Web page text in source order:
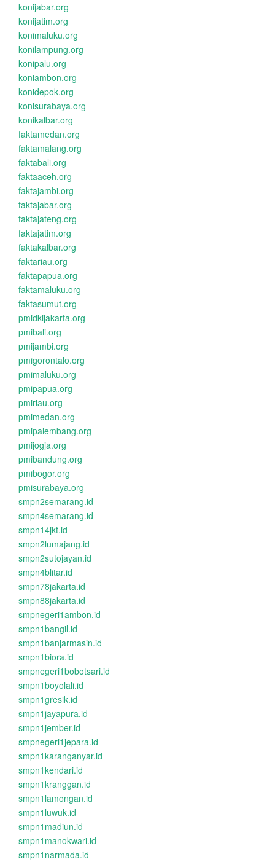
konijabar.org
konijatim.org
konimaluku.org
konilampung.org
konipalu.org
koniambon.org
konidepok.org
konisurabaya.org
konikalbar.org
faktamedan.org
faktamalang.org
faktabali.org
faktaaceh.org
faktajambi.org
faktajabar.org
faktajateng.org
faktajatim.org
faktakalbar.org
faktariau.org
faktapapua.org
faktamaluku.org
faktasumut.org
pmidkijakarta.org
pmibali.org
pmijambi.org
pmigorontalo.org
pmimaluku.org
pmipapua.org
pmiriau.org
pmimedan.org
pmipalembang.org
pmijogja.org
pmibandung.org
pmibogor.org
pmisurabaya.org
smpn2semarang.id
smpn4semarang.id
smpn14jkt.id
smpn2lumajang.id
smpn2sutojayan.id
smpn4blitar.id
smpn78jakarta.id
smpn88jakarta.id
smpnegeri1ambon.id
smpn1bangil.id
smpn1banjarmasin.id
smpn1biora.id
smpnegeri1bobotsari.id
smpn1boyolali.id
smpn1gresik.id
smpn1jayapura.id
smpn1jember.id
smpnegeri1jepara.id
smpn1karanganyar.id
smpn1kendari.id
smpn1kranggan.id
smpn1lamongan.id
smpn1luwuk.id
smpn1madiun.id
smpn1manokwari.id
smpn1narmada.id